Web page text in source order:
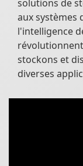
solutions de
aux systèmes
l'intelligence
stockons et
diverses